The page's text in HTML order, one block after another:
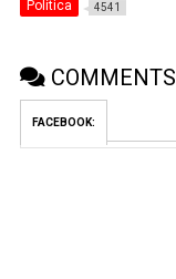
Política 4541
COMMENTS
FACEBOOK: